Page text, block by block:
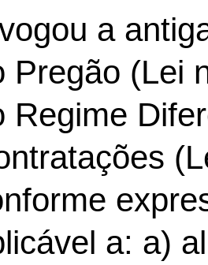
a
Pregão (Lei
Regime
a: a)